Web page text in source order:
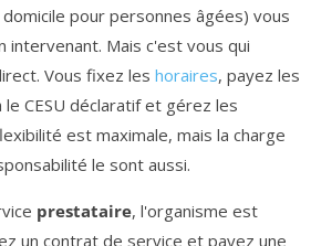
pour personnes âgées) vous
intervenant. Mais c'est vous qui
Vous fixez les horaires, payez les
CESU déclaratif et gérez les
est maximale, mais la charge
le sont aussi.
prestataire, l'organisme est
un contrat de service et payez une